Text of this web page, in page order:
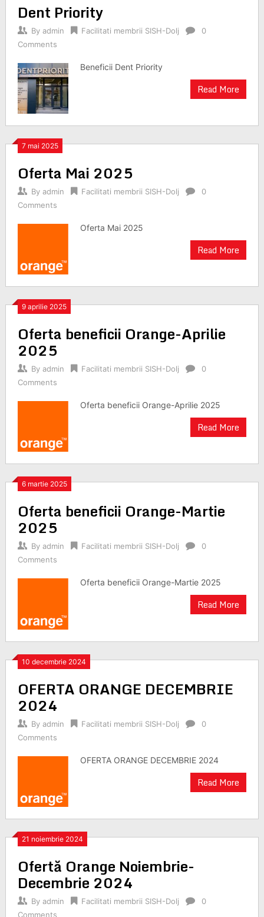
Dent Priority
By admin Facilitati membrii SISH-Dolj
0
Comments
Beneficii Dent Priority
Read More
7 mai 2025
Oferta Mai 2025
By admin Facilitati membrii SISH-Dolj
0
Comments
Oferta Mai 2025
Read More
9 aprilie 2025
Oferta beneficii Orange-Aprilie
2025
By admin Facilitati membrii SISH-Dolj
0
Comments
Oferta beneficii Orange-Aprilie 2025
Read More
6 martie 2025
Oferta beneficii Orange-Martie
2025
By admin Facilitati membrii SISH-Dolj
0
Comments
Oferta beneficii Orange-Martie 2025
Read More
10 decembrie 2024
OFERTA ORANGE DECEMBRIE
2024
By admin Facilitati membrii SISH-Dolj
0
Comments
OFERTA ORANGE DECEMBRIE 2024
Read More
21 noiembrie 2024
Ofertă Orange Noiembrie-
Decembrie 2024
By admin Facilitati membrii SISH-Dolj
0
Comments